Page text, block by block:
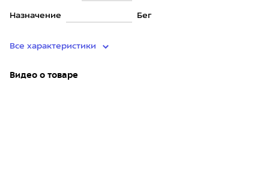
Назначение Бег
Все характеристики
Видео о товаре